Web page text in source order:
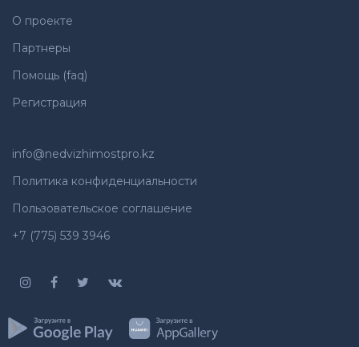
О проекте
Партнеры
Помощь (faq)
Регистрация
info@nedvizhimostpro.kz
Политика конфиденциальности
Пользовательское соглашение
+7 (775) 539 3946